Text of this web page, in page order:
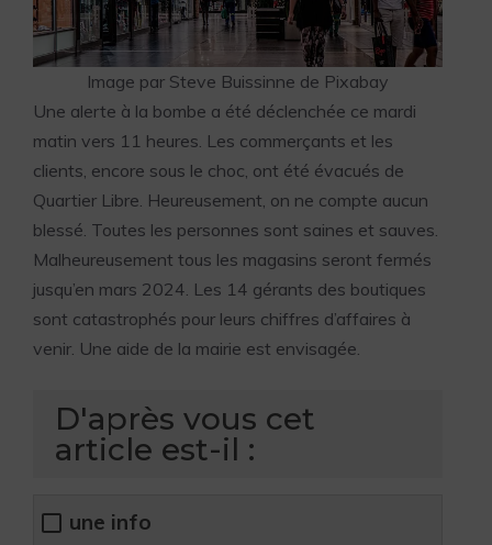
Image par Steve Buissinne de Pixabay
Une alerte à la bombe a été déclenchée ce mardi
matin vers 11 heures. Les commerçants et les
clients, encore sous le choc, ont été évacués de
Quartier Libre. Heureusement, on ne compte aucun
blessé. Toutes les personnes sont saines et sauves.
Malheureusement tous les magasins seront fermés
jusqu’en mars 2024. Les 14 gérants des boutiques
sont catastrophés pour leurs chiffres d’affaires à
venir. Une aide de la mairie est envisagée.
D'après vous cet
article est-il :
une info